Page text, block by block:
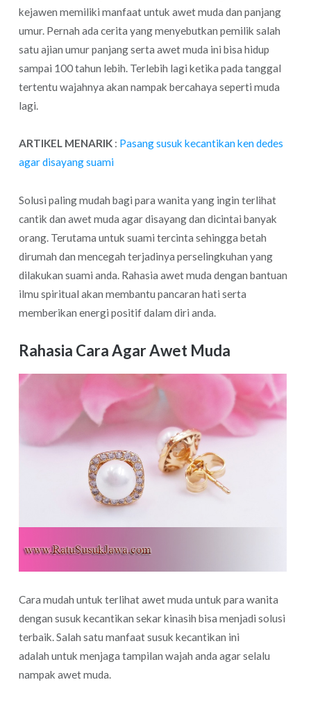
kejawen memiliki manfaat untuk awet muda dan panjang
umur. Pernah ada cerita yang menyebutkan pemilik salah
satu ajian umur panjang serta awet muda ini bisa hidup
sampai 100 tahun lebih. Terlebih lagi ketika pada tanggal
tertentu wajahnya akan nampak bercahaya seperti muda
lagi.
ARTIKEL MENARIK : Pasang susuk kecantikan ken dedes
agar disayang suami
Solusi paling mudah bagi para wanita yang ingin terlihat
cantik dan awet muda agar disayang dan dicintai banyak
orang. Terutama untuk suami tercinta sehingga betah
dirumah dan mencegah terjadinya perselingkuhan yang
dilakukan suami anda. Rahasia awet muda dengan bantuan
ilmu spiritual akan membantu pancaran hati serta
memberikan energi positif dalam diri anda.
Rahasia Cara Agar Awet Muda
Cara mudah untuk terlihat awet muda untuk para wanita
dengan susuk kecantikan sekar kinasih bisa menjadi solusi
terbaik. Salah satu manfaat susuk kecantikan ini
adalah untuk menjaga tampilan wajah anda agar selalu
nampak awet muda.